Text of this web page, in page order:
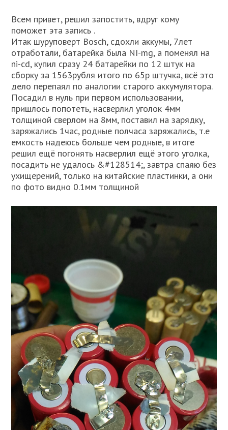
Всем привет, решил запостить, вдруг кому
поможет эта запись .
Итак шуруповерт Bosch, сдохли аккумы, 7лет
отработали, батарейка была NI-mg, а поменял на
ni-cd, купил сразу 24 батарейки по 12 штук на
сборку за 1563рубля итого по 65р штучка, всё это
дело перепаял по аналогии старого аккумулятора.
Посадил в нуль при первом использовании,
пришлось попотеть, насверлил уголок 4мм
толщиной сверлом на 8мм, поставил на зарядку,
заряжались 1час, родные полчаса заряжались, т.е
емкость надеюсь больше чем родные, в итоге
решил ещё погонять насверлил ещё этого уголка,
посадить не удалось &#128514;, завтра спаяю без
ухищерений, только на китайские пластинки, а они
по фото видно 0.1мм толщиной